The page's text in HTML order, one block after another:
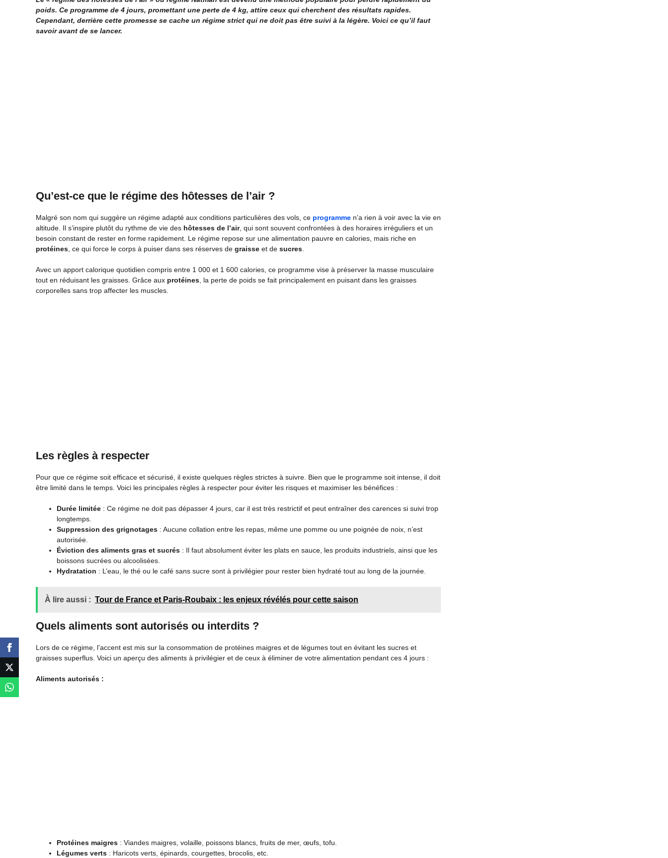
poids. Ce programme de 4 jours, promettant une perte de 4 kg, attire ceux qui cherchent des résultats rapides.
Cependant, derrière cette promesse se cache un régime strict qui ne doit pas être suivi à la légère. Voici ce qu’il faut
savoir avant de se lancer.
Qu’est-ce que le régime des hôtesses de l’air ?
Malgré son nom qui suggère un régime adapté aux conditions particulières des vols, ce programme n’a rien à voir avec la vie en
altitude. Il s’inspire plutôt du rythme de vie des hôtesses de l’air, qui sont souvent confrontées à des horaires irréguliers et un
besoin constant de rester en forme rapidement. Le régime repose sur une alimentation pauvre en calories, mais riche en
protéines, ce qui force le corps à puiser dans ses réserves de graisse et de sucres.
Avec un apport calorique quotidien compris entre 1 000 et 1 600 calories, ce programme vise à préserver la masse musculaire
tout en réduisant les graisses. Grâce aux protéines, la perte de poids se fait principalement en puisant dans les graisses
corporelles sans trop affecter les muscles.
Les règles à respecter
Pour que ce régime soit efficace et sécurisé, il existe quelques règles strictes à suivre. Bien que le programme soit intense, il doit
être limité dans le temps. Voici les principales règles à respecter pour éviter les risques et maximiser les bénéfices :
Durée limitée : Ce régime ne doit pas dépasser 4 jours, car il est très restrictif et peut entraîner des carences si suivi trop
longtemps.
Suppression des grignotages : Aucune collation entre les repas, même une pomme ou une poignée de noix, n’est
autorisée.
Éviction des aliments gras et sucrés : Il faut absolument éviter les plats en sauce, les produits industriels, ainsi que les
boissons sucrées ou alcoolisées.
Hydratation : L’eau, le thé ou le café sans sucre sont à privilégier pour rester bien hydraté tout au long de la journée.
À lire aussi : Tour de France et Paris-Roubaix : les enjeux révélés pour cette saison
Quels aliments sont autorisés ou interdits ?
Lors de ce régime, l’accent est mis sur la consommation de protéines maigres et de légumes tout en évitant les sucres et
graisses superflus. Voici un aperçu des aliments à privilégier et de ceux à éliminer de votre alimentation pendant ces 4 jours :
Aliments autorisés :
Protéines maigres : Viandes maigres, volaille, poissons blancs, fruits de mer, œufs, tofu.
Légumes verts : Haricots verts, épinards, courgettes, brocolis, etc.